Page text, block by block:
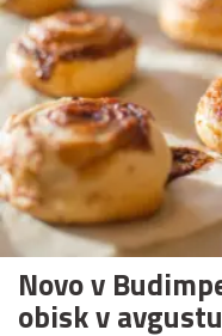
Novo v
obisk v avgustu